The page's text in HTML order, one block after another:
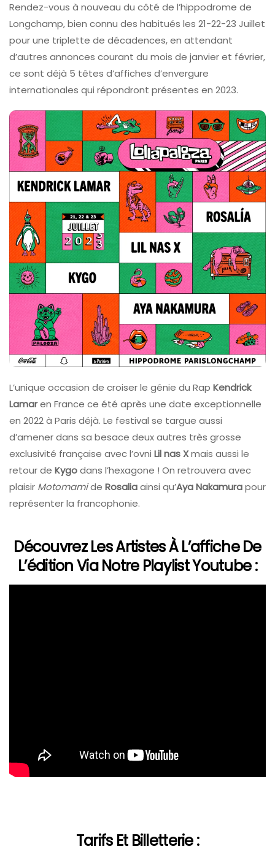
Rendez-vous à nouveau du côté de l’hippodrome de
Longchamp, bien connu des habitués les 21-22-23 Juillet
pour une triplette de décadences, en attendant
d’autres annonces courant du mois de janvier et février,
ce sont déjà 5 têtes d’affiches d’envergure
internationales qui répondront présentes en 2023.
L’unique occasion de croiser le génie du Rap Kendrick
Lamaren France ce été après une date exceptionnelle
en 2022 à Paris déjà. Le festival se targue aussi
d’amener dans sa besace deux autres très grosse
exclusivité française avec l’ovni Lil nas Xmais aussi le
retour de Kygodans l’hexagone ! On retrouvera avec
plaisir Motomamide Rosaliaainsi qu’Aya Nakamurapour
représenter la francophonie.
Découvrez Les Artistes À L’affiche De
L’édition Via Notre Playlist Youtube :
Tarifs Et Billetterie :